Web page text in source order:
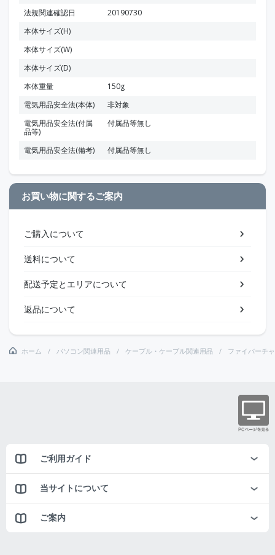
法規関連確認日
20190730
本体サイズ(H)
本体サイズ(W)
本体サイズ(D)
本体重量
150g
電気用品安全法(本体)
非対象
電気用品安全法(付属
品等)
付属品等無し
電気用品安全法(備考) 付属品等無し
お買い物に関するご案内
ご購入について
送料について
配送予定とエリアについて
返品について
ホーム パソコン関連用品 ケーブル・ケーブル関連用品 ファイバーチ
ご利用ガイド
当サイトについて
ご案内